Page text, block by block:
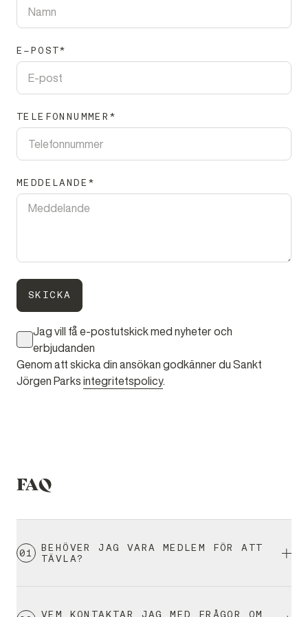
E-POST
TELEFONNUMMER
MEDDELANDE
SKICKA
Jag vill få e-postutskick med nyheter och
erbjudanden
Genom att skicka din ansökan godkänner du Sankt
Jörgen Parksintegritetspolicy.
FAQ
01
BEHÖVER JAG VARA MEDLEM FÖR ATT
TÄVLA?
Vi har både tävlingar som bara är för medlemmar och
VEM KONTAKTAR JAG MED FRÅGOR OM